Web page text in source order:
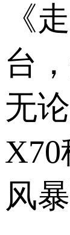
《
台
无
风